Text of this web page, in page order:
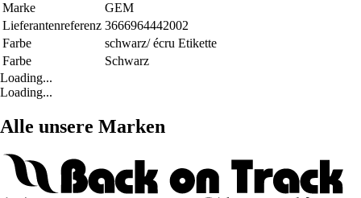
Marke
GEM
Lieferantenreferenz 3666964442002
Farbe
schwarz/ écru Etikette
Farbe
Schwarz
Loading...
Loading...
Alle unsere Marken